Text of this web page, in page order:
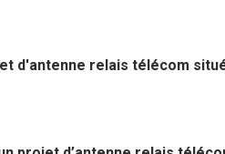
d'antenne relais télécom